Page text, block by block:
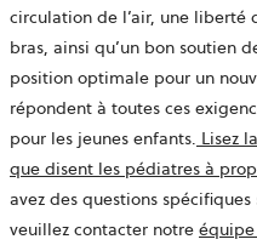
circulation de l’air, une liberté
bras, ainsi qu’un bon soutien
position optimale pour un
répondent à toutes ces
pour les jeunes enfants. Lisez
que disent les pédiatres à
avez des questions
veuillez contacter notre